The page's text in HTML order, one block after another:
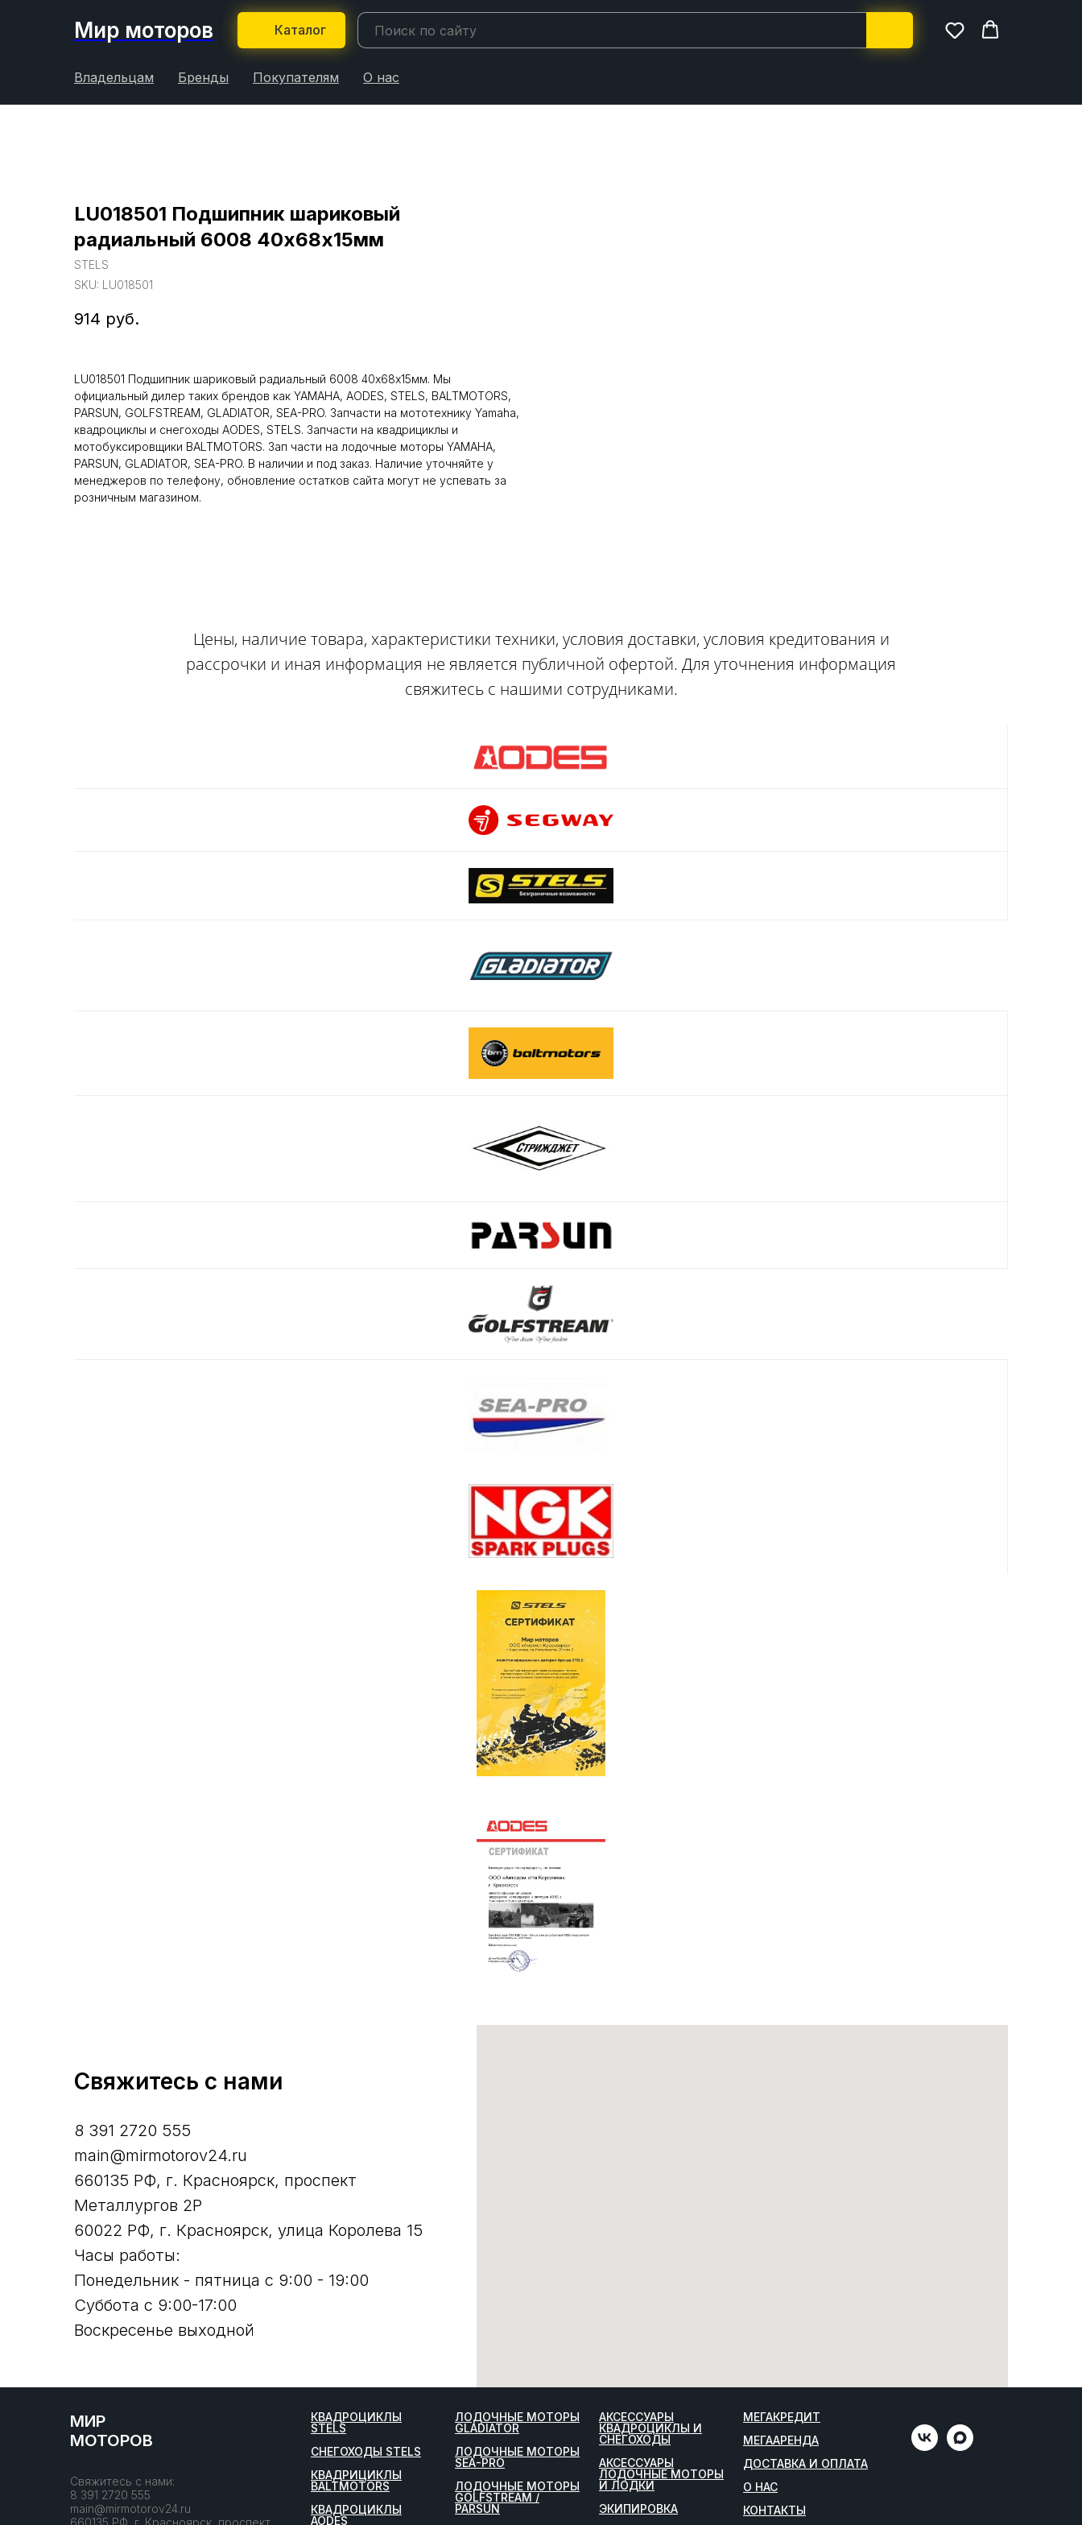
Мир моторов Каталог
Владельцам Бренды Покупателям О нас
LU018501 Подшипник шариковый
радиальный 6008 40х68х15мм
STELS
SKU: LU018501
914 руб.
LU018501 Подшипник шариковый радиальный 6008 40х68х15мм. Мы
официальный дилер таких брендов как YAMAHA, AODES, STELS, BALTMOTORS,
PARSUN, GOLFSTREAM, GLADIATOR, SEA-PRO. Запчасти на мототехнику Yamaha,
квадроциклы и снегоходы AODES, STELS. Запчасти на квадрициклы и
мотобуксировщики BALTMOTORS. Зап части на лодочные моторы YAMAHA,
PARSUN, GLADIATOR, SEA-PRO. В наличии и под заказ. Наличие уточняйте у
менеджеров по телефону, обновление остатков сайта могут не успевать за
розничным магазином.
Цены, наличие товара, характеристики техники, условия доставки, условия кредитования и
рассрочки и иная информация не является публичной офертой. Для уточнения информация
свяжитесь с нашими сотрудниками.
Свяжитесь с нами
8 391 2720 555
main@mirmotorov24.ru
660135 РФ, г. Красноярск, проспект
Металлургов 2Р
60022 РФ, г. Красноярск, улица Королева 15
Часы работы:
Понедельник - пятница с 9:00 - 19:00
Суббота с 9:00-17:00
Воскресенье выходной
МИР
МОТОРОВ
Свяжитесь с нами:
8 391 2720 555
main@mirmotorov24.ru
660135 РФ, г. Красноярск, проспект
КВАДРОЦИКЛЫ
STELS
СНЕГОХОДЫ STELS
КВАДРИЦИКЛЫ
BALTMOTORS
КВАДРОЦИКЛЫ
AODES
ЛОДОЧНЫЕ МОТОРЫ
GLADIATOR
ЛОДОЧНЫЕ МОТОРЫ
SEA-PRO
ЛОДОЧНЫЕ МОТОРЫ
GOLFSTREAM /
PARSUN
АКСЕССУАРЫ
КВАДРОЦИКЛЫ И
СНЕГОХОДЫ
АКСЕССУАРЫ
ЛОДОЧНЫЕ МОТОРЫ
И ЛОДКИ
ЭКИПИРОВКА
МЕГАКРЕДИТ
МЕГААРЕНДА
ДОСТАВКА И ОПЛАТА
О НАС
КОНТАКТЫ